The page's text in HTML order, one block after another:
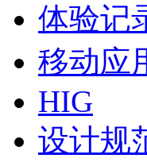
体验记
移动应
HIG
设计规